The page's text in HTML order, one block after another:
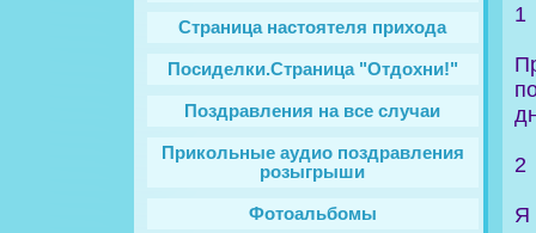
Cтраница настоятеля прихода
Посиделки.Страница "Отдохни!"
Поздравления на все случаи
Прикольные аудио поздравления
розыгрыши
Фотоальбомы
1
2
Я